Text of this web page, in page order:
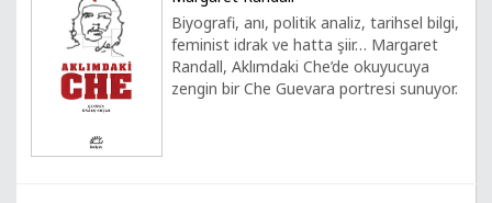
Biyografi, anı, politik analiz, tarihsel bilgi,
feminist idrak ve hatta şiir… Margaret
Randall, Aklımdaki Che’de okuyucuya
zengin bir Che Guevara portresi sunuyor.